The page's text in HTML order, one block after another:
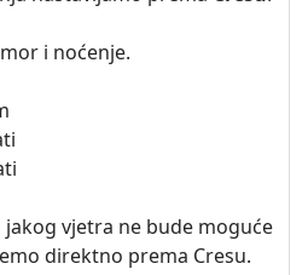
i noćenje.
jakog vjetra ne bude moguće
direktno prema Cresu.